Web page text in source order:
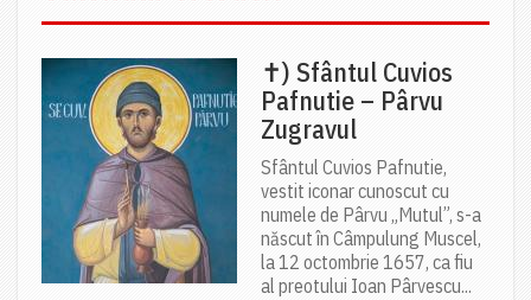
✝) Sfântul Cuvios
Pafnutie – Pârvu
Zugravul
Sfântul Cuvios Pafnutie,
vestit iconar cunoscut cu
numele de Pârvu „Mutul”, s-a
născut în Câmpulung Muscel,
la 12 octombrie 1657, ca fiu
al preotului Ioan Pârvescu...